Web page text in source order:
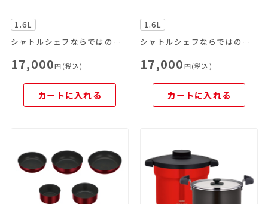
1.6L
シャトルシェフならではの便利な機能を豊富なラインナップから
17,000円(税込)
カートに入れる
1.6L
シャトルシェフならではの便利な機能を豊富なラインナップから
17,000 円(税込)
カートに入れる